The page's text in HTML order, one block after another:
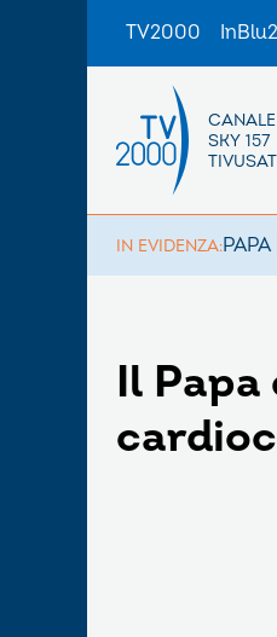
TV2000
SKY 157
IN EVIDENZA:PAPA
Il